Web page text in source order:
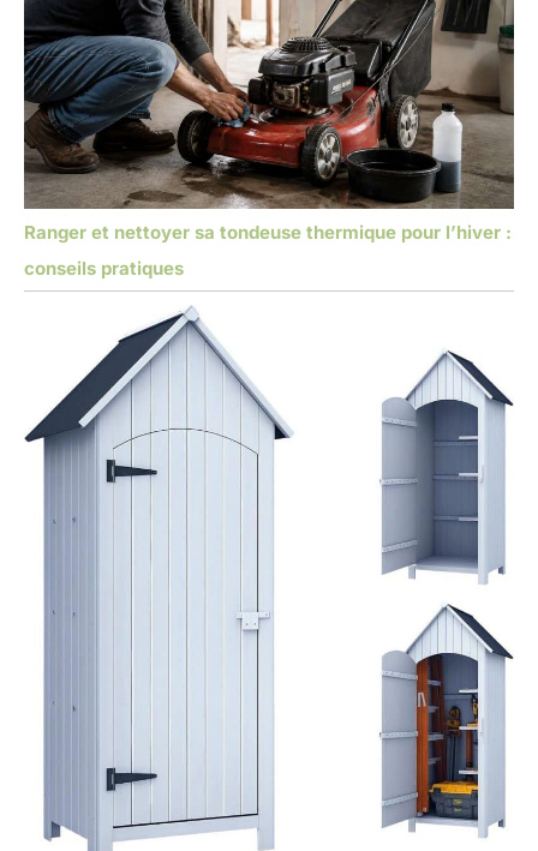
Ranger et nettoyer sa tondeuse thermique pour l’hiver :
conseils pratiques